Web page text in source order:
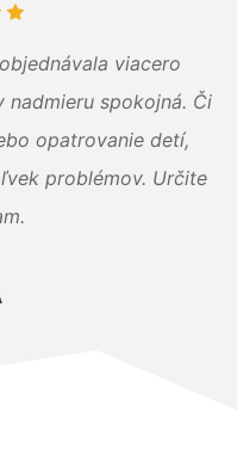
viacero
spokojná. Či
opatrovanie detí,
problémov. Určite